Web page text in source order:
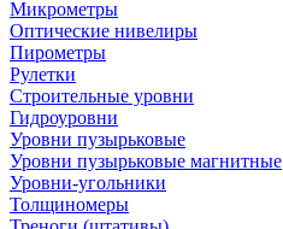
Микрометры
Оптические нивелиры
Пирометры
Рулетки
Строительные уровни
Гидроуровни
Уровни пузырьковые
Уровни пузырьковые магнитные
Уровни-угольники
Толщиномеры